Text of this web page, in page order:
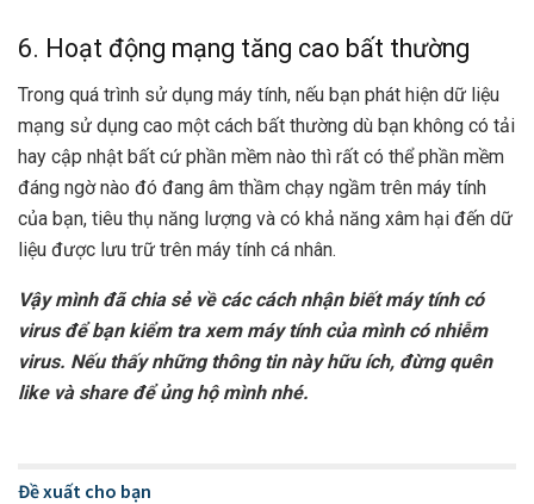
6. Hoạt động mạng tăng cao bất thường
Trong quá trình sử dụng máy tính, nếu bạn phát hiện dữ liệu
mạng sử dụng cao một cách bất thường dù bạn không có tải
hay cập nhật bất cứ phần mềm nào thì rất có thể phần mềm
đáng ngờ nào đó đang âm thầm chạy ngầm trên máy tính
của bạn, tiêu thụ năng lượng và có khả năng xâm hại đến dữ
liệu được lưu trữ trên máy tính cá nhân.
Vậy mình đã chia sẻ về các cách nhận biết máy tính có
virus để bạn kiểm tra xem máy tính của mình có nhiễm
virus. Nếu thấy những thông tin này hữu ích, đừng quên
like và share để ủng hộ mình nhé.
Đề xuất cho bạn